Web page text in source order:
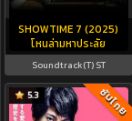
SHOWTIME 7 (2025)
โหนล่ามหาประลัย
Soundtrack(T) ST
5.3 ซับไทย